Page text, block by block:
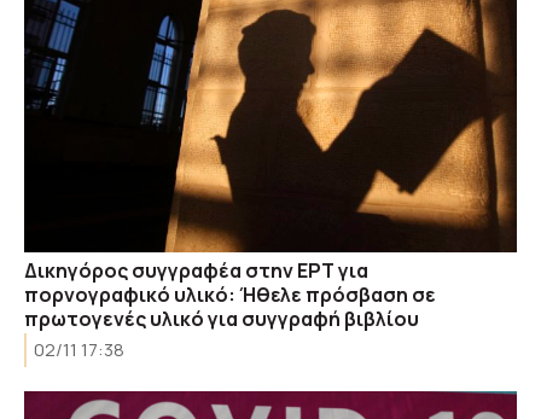
Δικηγόρος συγγραφέα στην ΕΡΤ για
πορνογραφικό υλικό: Ήθελε πρόσβαση σε
πρωτογενές υλικό για συγγραφή βιβλίου
02/11 17:38